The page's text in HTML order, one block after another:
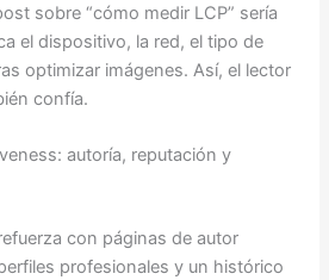
sobre “cómo medir LCP” sería
el dispositivo, la red, el tipo de
optimizar imágenes. Así, el lector
confía.
autoría, reputación y
con páginas de autor
profesionales y un histórico